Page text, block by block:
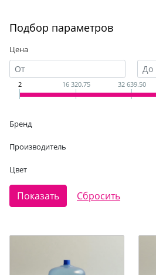
Подбор параметров
Цена
2 16 320.75 32 639.50
Бренд
Производитель
Цвет